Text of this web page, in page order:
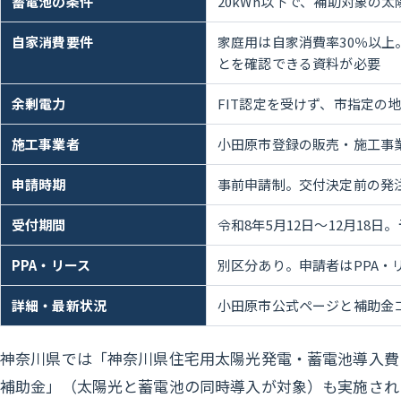
自家消費要件
家庭用は自家消費率30％以
とを確認できる資料が必要
余剰電力 FIT認定を受けず、市指定の
施工事業者 小田原市登録の販売・施工事
申請時期 事前申請制。交付決定前の発
受付期間 令和8年5月12日〜12月18日
PPA・リース 別区分あり。申請者はPPA・
詳細・最新状況 小田原市公式ページと補助金
神奈川県では「神奈川県住宅用太陽光発電・蓄電池導入費
補助金」（太陽光と蓄電池の同時導入が対象）も実施され